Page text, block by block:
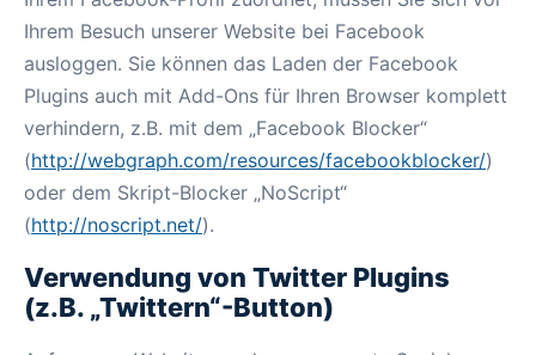
Ihrem Besuch unserer Website bei Facebook
ausloggen. Sie können das Laden der Facebook
Plugins auch mit Add-Ons für Ihren Browser komplett
verhindern, z.B. mit dem „Facebook Blocker“
(http://webgraph.com/resources/facebookblocker/)
oder dem Skript-Blocker „NoScript“
(http://noscript.net/).
Verwendung von Twitter Plugins
(z.B. „Twittern“-Button)